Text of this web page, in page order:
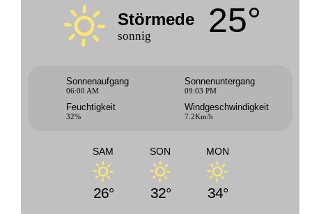
Störmede
sonnig 25°
Sonnenaufgang
06:00 AM
Sonnenuntergang
09:03 PM
Feuchtigkeit
32%
Windgeschwindigkeit
7.2Km/h
SAM
26°
SON
32°
MON
34°